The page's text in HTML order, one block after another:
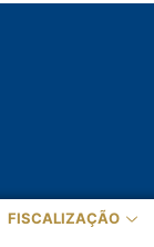
FISCALIZAÇÃO